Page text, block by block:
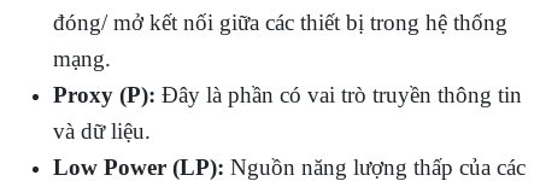
đóng/ mở kết nối giữa các thiết bị trong hệ thống
mạng.
Proxy (P): Đây là phần có vai trò truyền thông tin
và dữ liệu.
Low Power (LP): Nguồn năng lượng thấp của các